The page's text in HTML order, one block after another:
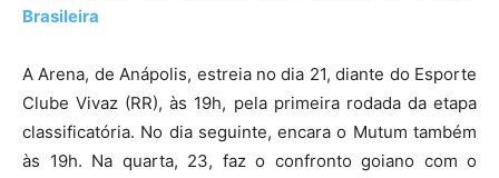
Brasileira
A Arena, de Anápolis, estreia no dia 21, diante do Esporte
Clube Vivaz (RR), às 19h, pela primeira rodada da etapa
classificatória. No dia seguinte, encara o Mutum também
às 19h. Na quarta, 23, faz o confronto goiano com o